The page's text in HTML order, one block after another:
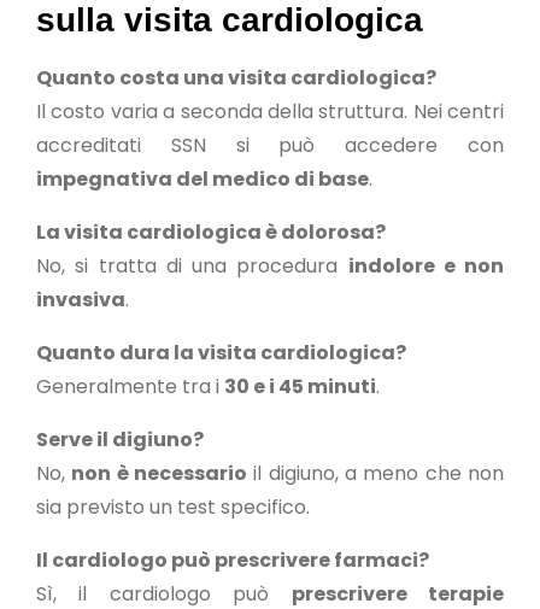
sulla visita cardiologica
Quanto costa una visita cardiologica?
Il costo varia a seconda della struttura. Nei centri
accreditati SSN si può accedere con
impegnativa del medico di base.
La visita cardiologica è dolorosa?
No, si tratta di una procedura indolore e non
invasiva.
Quanto dura la visita cardiologica?
Generalmente tra i 30 e i 45 minuti.
Serve il digiuno?
No, non è necessario il digiuno, a meno che non
sia previsto un test specifico.
Il cardiologo può prescrivere farmaci?
Sì, il cardiologo può prescrivere terapie